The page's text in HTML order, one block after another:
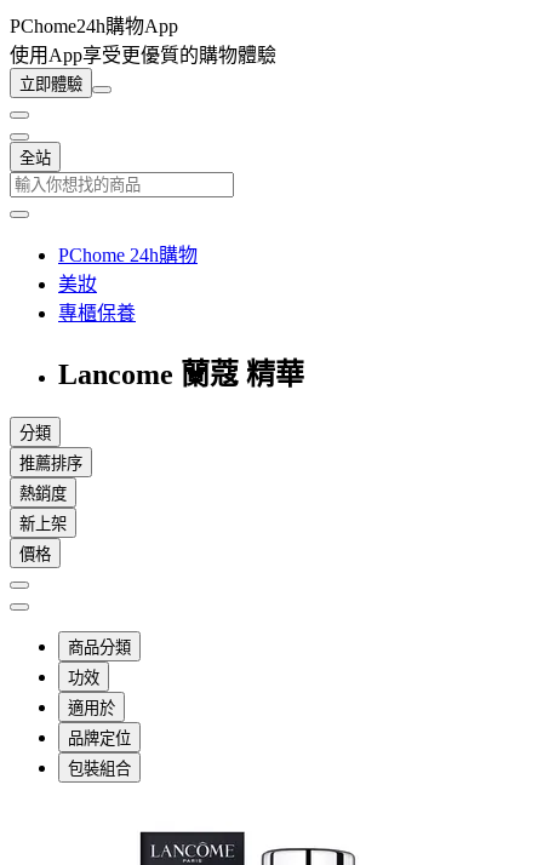
PChome24h購物App
使用App享受更優質的購物體驗
立即體驗
全站
PChome 24h購物
美妝
專櫃保養
Lancome 蘭蔻 精華
分類
推薦排序
熱銷度
新上架
價格
商品分類
功效
適用於
品牌定位
包裝組合